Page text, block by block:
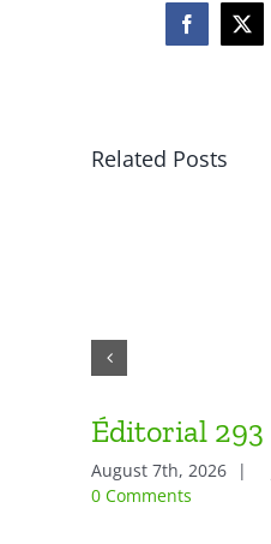
Facebook
X
Related Posts
Éditorial 293
August 7th, 2026
|
0 Comments